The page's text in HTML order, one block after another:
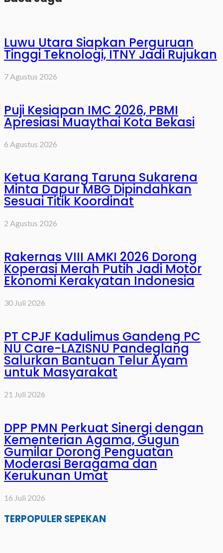
Luwu Utara Siapkan Perguruan
Tinggi Teknologi, ITNY Jadi Rujukan
7 Agustus 2026
Puji Kesiapan IMC 2026, PBMI
Apresiasi Muaythai Kota Bekasi
6 Agustus 2026
Ketua Karang Taruna Sukarena
Minta Dapur MBG Dipindahkan
Sesuai Titik Koordinat
2 Agustus 2026
Rakernas VIII AMKI 2026 Dorong
Koperasi Merah Putih Jadi Motor
Ekonomi Kerakyatan Indonesia
30 Juli 2026
PT CPJF Kadulimus Gandeng PC
NU Care-LAZISNU Pandeglang
Salurkan Bantuan Telur Ayam
untuk Masyarakat
21 Juli 2026
DPP PMN Perkuat Sinergi dengan
Kementerian Agama, Gugun
Gumilar Dorong Penguatan
Moderasi Beragama dan
Kerukunan Umat
16 Juli 2026
TERPOPULER SEPEKAN